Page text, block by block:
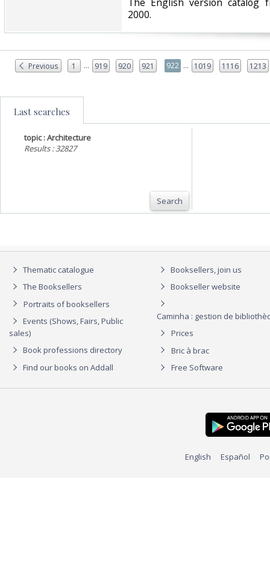
2000.‎
Previous 1 ... 919 920 921 922 ... 1019 1116 1213
Last searches
topic : Architecture
Results : 32827
Search
Thematic catalogue
The Booksellers
Portraits of booksellers
Events (Shows, Fairs, Public
sales)
Book professions directory
Find our books on Addall
Booksellers, join us
Bookseller website
Caminha : gestion de
Prices
Bric à brac
Free Software
English Español